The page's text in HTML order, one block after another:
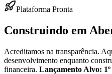
Plataforma Pronta
Construindo em
Acreditamos na transparência.
desenvolvimento enquanto
financeira. Lançamento Alvo: